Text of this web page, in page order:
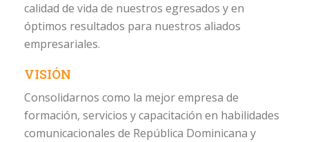
calidad de vida de nuestros egresados y en
óptimos resultados para nuestros aliados
empresariales.
VISIÓN
Consolidarnos como la mejor empresa de
formación, servicios y capacitación en habilidades
comunicacionales de República Dominicana y